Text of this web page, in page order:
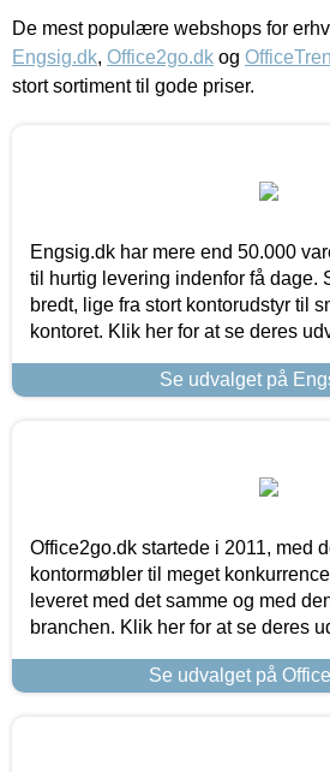
De mest populære webshops for
Engsig.dk, Office2go.dk og
stort sortiment til gode priser.
Engsig.dk har mere end 50.000
til hurtig levering indenfor få dage.
bredt, lige fra stort kontorudstyr til
kontoret. Klik her for at se deres
Se udvalget på
Office2go.dk startede i 2011, med
kontormøbler til meget
leveret med det samme og med
branchen. Klik her for at se deres
Se udvalget på